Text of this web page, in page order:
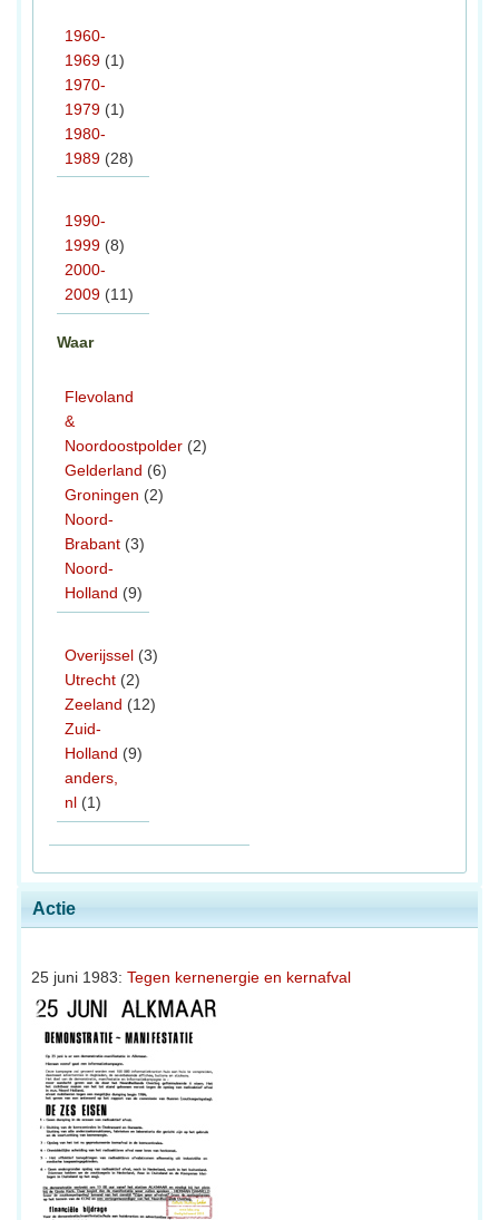
Actie
25 juni 1983: Tegen kernenergie en kernafval
1960-
1969 (1)
1970-
1979 (1)
1980-
1989 (28)
1990-
1999 (8)
2000-
2009 (11)
Waar
Flevoland
&
Noordoostpolder (2)
Gelderland (6)
Groningen (2)
Noord-
Brabant (3)
Noord-
Holland (9)
Overijssel (3)
Utrecht (2)
Zeeland (12)
Zuid-
Holland (9)
anders,
nl (1)